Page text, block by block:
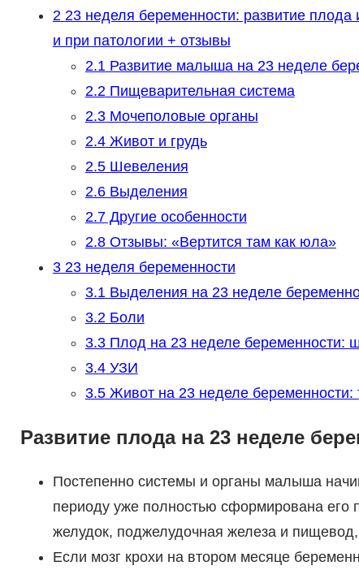
223 неделя беременности: развитие
и при патологии + отзывы
2.1Развитие малыша на 23 неделе
2.2Пищеварительная система
2.3Мочеполовые органы
2.4Живот и грудь
2.5Шевеления
2.6Выделения
2.7Другие особенности
2.8Отзывы: «Вертится там как юла»
323 неделя беременности
3.1Выделения на 23 неделе
3.2Боли
3.3Плод на 23 неделе беременности:
3.4УЗИ
3.5Живот на 23 неделе беременности:
Развитие плода на 23 неделе
Постепенно системы и органы малыша
периоду уже полностью сформирована его
желудок, поджелудочная железа и
Если мозг крохи на втором месяце